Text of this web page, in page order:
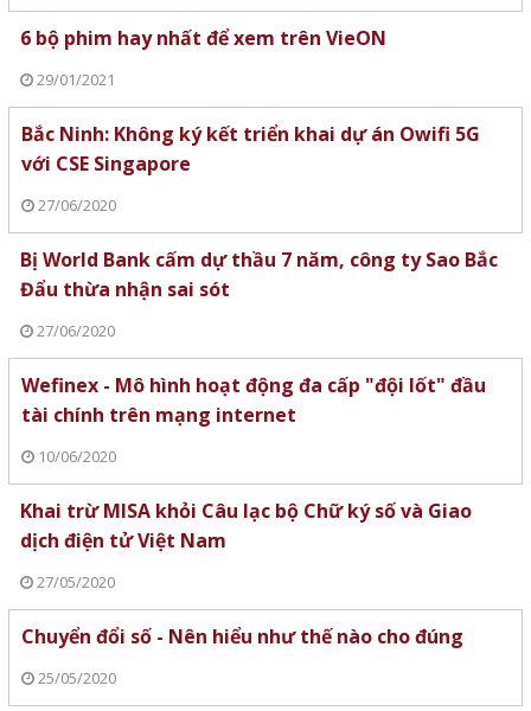
6 bộ phim hay nhất để xem trên VieON
29/01/2021
Bắc Ninh: Không ký kết triển khai dự án Owifi 5G
với CSE Singapore
27/06/2020
Bị World Bank cấm dự thầu 7 năm, công ty Sao Bắc
Đẩu thừa nhận sai sót
27/06/2020
Wefinex - Mô hình hoạt động đa cấp "đội lốt" đầu
tài chính trên mạng internet
10/06/2020
Khai trừ MISA khỏi Câu lạc bộ Chữ ký số và Giao
dịch điện tử Việt Nam
27/05/2020
Chuyển đổi số - Nên hiểu như thế nào cho đúng
25/05/2020